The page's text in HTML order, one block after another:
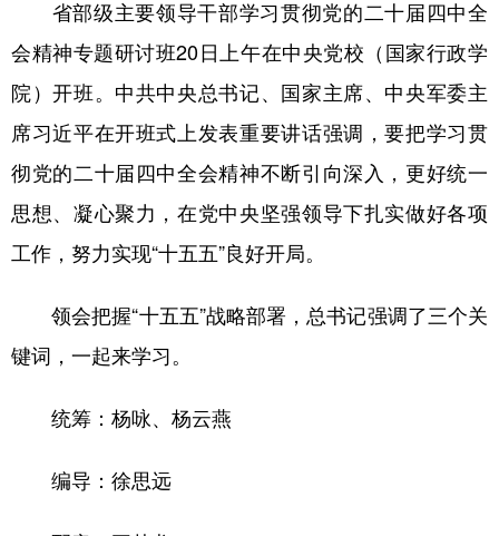
山东 湖北 湖南
广东 广西 海南 重庆
四川 贵州 云南 西藏
陕西 甘肃 青海 宁夏
新疆 内蒙古 黑龙江
多语种频道
English Español
Русский язык
省部级主要领导干部学习贯彻党的二十届四中全
会精神专题研讨班20日上午在中央党校（国家行政学
院）开班。中共中央总书记、国家主席、中央军委主
席习近平在开班式上发表重要讲话强调，要把学习贯
彻党的二十届四中全会精神不断引向深入，更好统一
思想、凝心聚力，在党中央坚强领导下扎实做好各项
工作，努力实现“十五五”良好开局。
领会把握“十五五”战略部署，总书记强调了三个关
键词，一起来学习。
统筹：杨咏、杨云燕
编导：徐思远